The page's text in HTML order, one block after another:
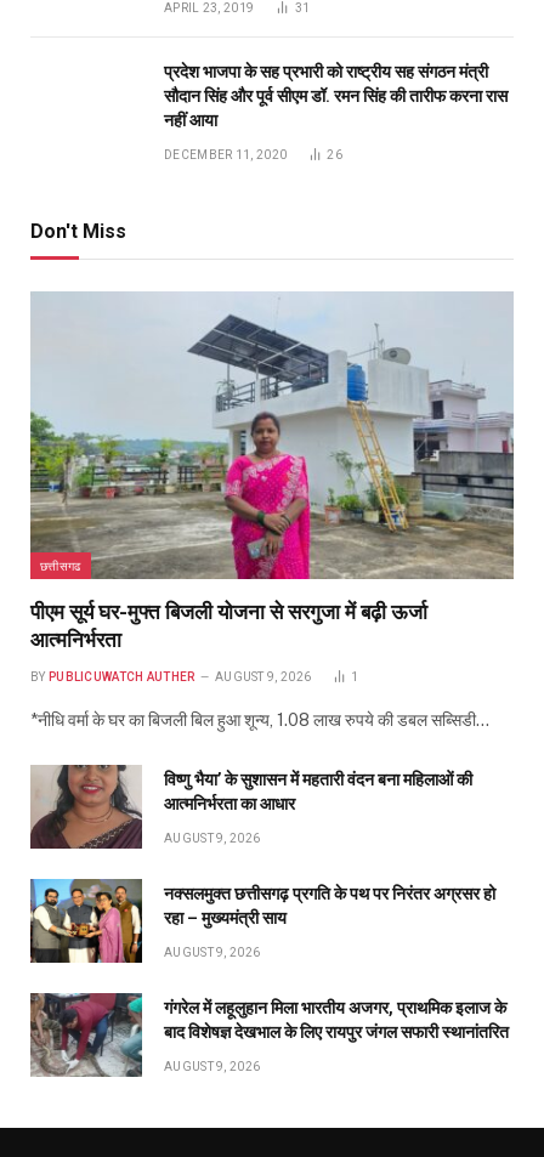
APRIL 23, 2019 31
प्रदेश भाजपा के सह प्रभारी को राष्ट्रीय सह संगठन मंत्री
सौदान सिंह और पूर्व सीएम डॉ. रमन सिंह की तारीफ करना रास
नहीं आया
DECEMBER 11, 2020 26
Don't Miss
छत्तीसगढ
पीएम सूर्य घर-मुफ्त बिजली योजना से सरगुजा में बढ़ी ऊर्जा
आत्मनिर्भरता
BY PUBLICUWATCH AUTHER AUGUST 9, 2026 1
*नीधि वर्मा के घर का बिजली बिल हुआ शून्य, 1.08 लाख रुपये की डबल सब्सिडी…
विष्णु भैया’ के सुशासन में महतारी वंदन बना महिलाओं की
आत्मनिर्भरता का आधार
AUGUST 9, 2026
नक्सलमुक्त छत्तीसगढ़ प्रगति के पथ पर निरंतर अग्रसर हो
रहा – मुख्यमंत्री साय
AUGUST 9, 2026
गंगरेल में लहूलुहान मिला भारतीय अजगर, प्राथमिक इलाज के
बाद विशेषज्ञ देखभाल के लिए रायपुर जंगल सफारी स्थानांतरित
AUGUST 9, 2026